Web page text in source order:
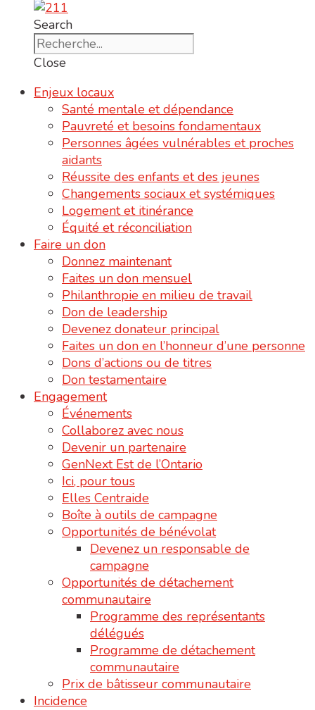
Search
Close
Enjeux locaux
Santé mentale et dépendance
Pauvreté et besoins fondamentaux
Personnes âgées vulnérables et proches
aidants
Réussite des enfants et des jeunes
Changements sociaux et systémiques
Logement et itinérance
Équité et réconciliation
Faire un don
Donnez maintenant
Faites un don mensuel
Philanthropie en milieu de travail
Don de leadership
Devenez donateur principal
Faites un don en l’honneur d’une personne
Dons d’actions ou de titres
Don testamentaire
Engagement
Événements
Collaborez avec nous
Devenir un partenaire
GenNext Est de l’Ontario
Ici, pour tous
Elles Centraide
Boîte à outils de campagne
Opportunités de bénévolat
Devenez un responsable de
campagne
Opportunités de détachement
communautaire
Programme des représentants
délégués
Programme de détachement
communautaire
Prix de bâtisseur communautaire
Incidence